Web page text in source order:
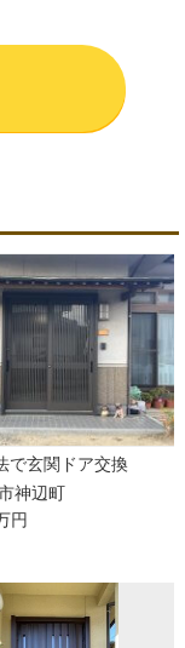
で玄関ドア交換
神辺町
円